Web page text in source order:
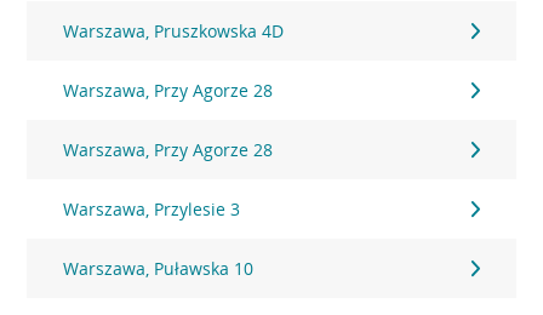
Warszawa, Pruszkowska 4D
Warszawa, Przy Agorze 28
Warszawa, Przy Agorze 28
Warszawa, Przylesie 3
Warszawa, Puławska 10